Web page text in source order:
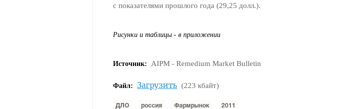
с показателями прошлого года (29,25 долл.).
Рисунки и таблицы - в приложении
Источник: AIPM - Remedium Market Bulletin
Файл: Загрузить (223 кбайт)
ДЛО россия Фармрынок 2011